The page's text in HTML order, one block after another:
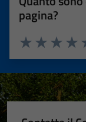
pagina?
Valuta 3
Valuta 2
Valuta 1 stelle